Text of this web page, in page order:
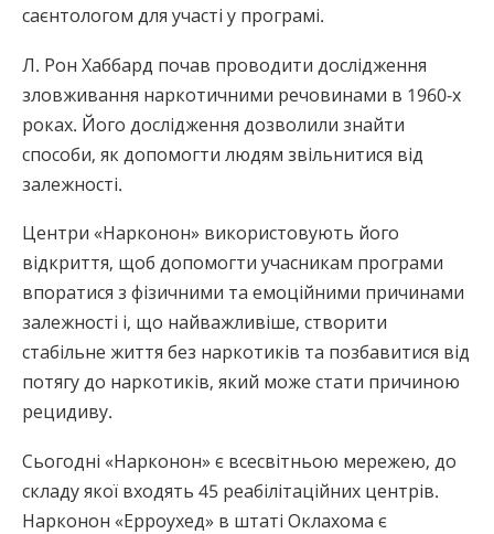
саєнтологом для участі у програмі.
Л. Рон Хаббард почав проводити дослідження
зловживання наркотичними речовинами в 1960-х
роках. Його дослідження дозволили знайти
способи, як допомогти людям звільнитися від
залежності.
Центри «Нарконон» використовують його
відкриття, щоб допомогти учасникам програми
впоратися з фізичними та емоційними причинами
залежності і, що найважливіше, створити
стабільне життя без наркотиків та позбавитися від
потягу до наркотиків, який може стати причиною
рецидиву.
Сьогодні «Нарконон» є всесвітньою мережею, до
складу якої входять 45 реабілітаційних центрів.
Нарконон «Ерроухед» в штаті Оклахома є